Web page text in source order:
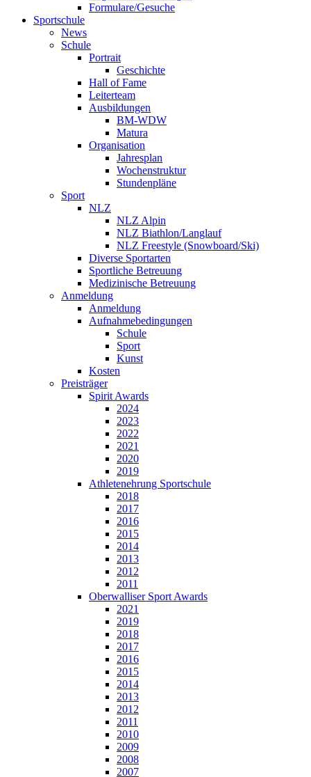
Formulare/Gesuche
Sportschule
News
Schule
Portrait
Geschichte
Hall of Fame
Leiterteam
Ausbildungen
BM-WDW
Matura
Organisation
Jahresplan
Wochenstruktur
Stundenpläne
Sport
NLZ
NLZ Alpin
NLZ Biathlon/Langlauf
NLZ Freestyle (Snowboard/Ski)
Diverse Sportarten
Sportliche Betreuung
Medizinische Betreuung
Anmeldung
Anmeldung
Aufnahmebedingungen
Schule
Sport
Kunst
Kosten
Preisträger
Spirit Awards
2024
2023
2022
2021
2020
2019
Athletenehrung Sportschule
2018
2017
2016
2015
2014
2013
2012
2011
Oberwalliser Sport Awards
2021
2019
2018
2017
2016
2015
2014
2013
2012
2011
2010
2009
2008
2007